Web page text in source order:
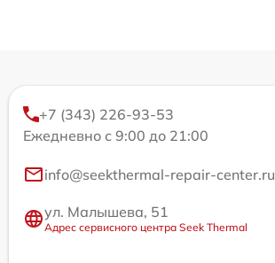
+7 (343) 226-93-53
Ежедневно с 9:00 до 21:00
info@seekthermal-repair-center.ru
ул. Малышева, 51
Адрес сервисного центра Seek Thermal